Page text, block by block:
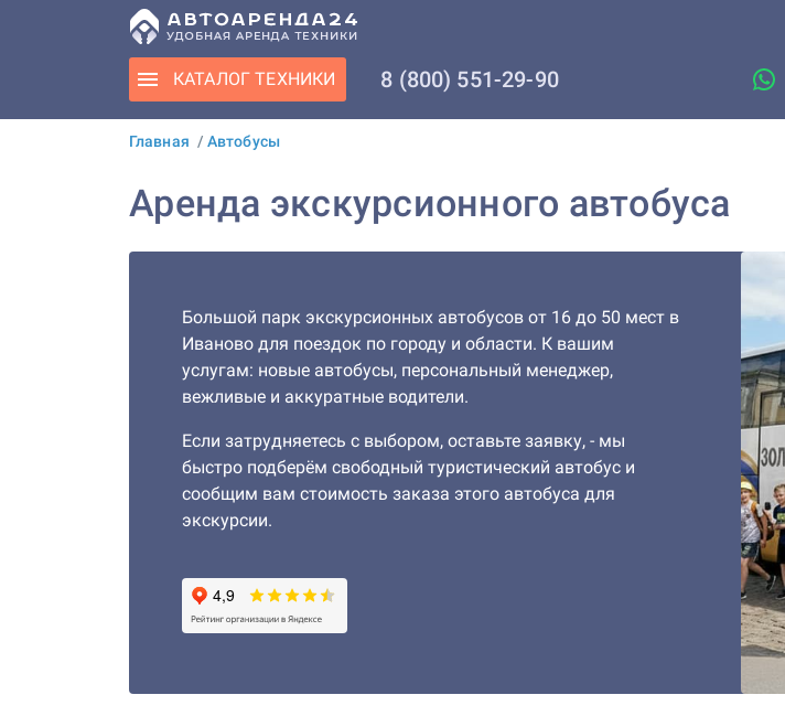
КАТАЛОГ ТЕХНИКИ 8 (800) 551-29-90
Главная / Автобусы
Аренда экскурсионного автобуса
Большой парк экскурсионных автобусов от 16 до 50 мест в
Иваново для поездок по городу и области. К вашим
услугам: новые автобусы, персональный менеджер,
вежливые и аккуратные водители.
Если затрудняетесь с выбором, оставьте заявку, - мы
быстро подберём свободный туристический автобус и
сообщим вам стоимость заказа этого автобуса для
экскурсии.